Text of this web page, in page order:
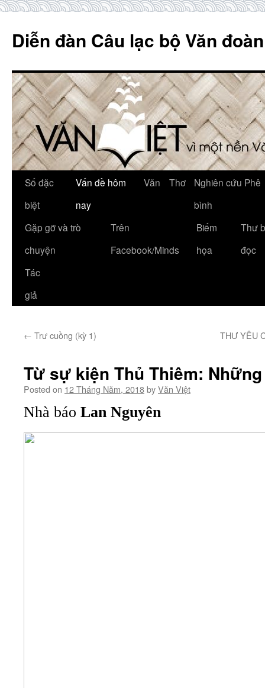
content
Diễn đàn Câu lạc bộ Văn
Số đặc
biệt
Vấn đề hôm
nay
Văn Thơ
Nghiên cứu Phê
bình
Gặp gỡ và trò
chuyện
Trên
Facebook/Minds
Biếm
họa
Thư
đọc
Tác
giả
← Trư cuồng (kỳ 1) THƯ YÊU
Từ sự kiện Thủ Thiêm:
Posted on 12 Tháng Năm, 2018byVăn Việt
Nhà báo Lan Nguyên